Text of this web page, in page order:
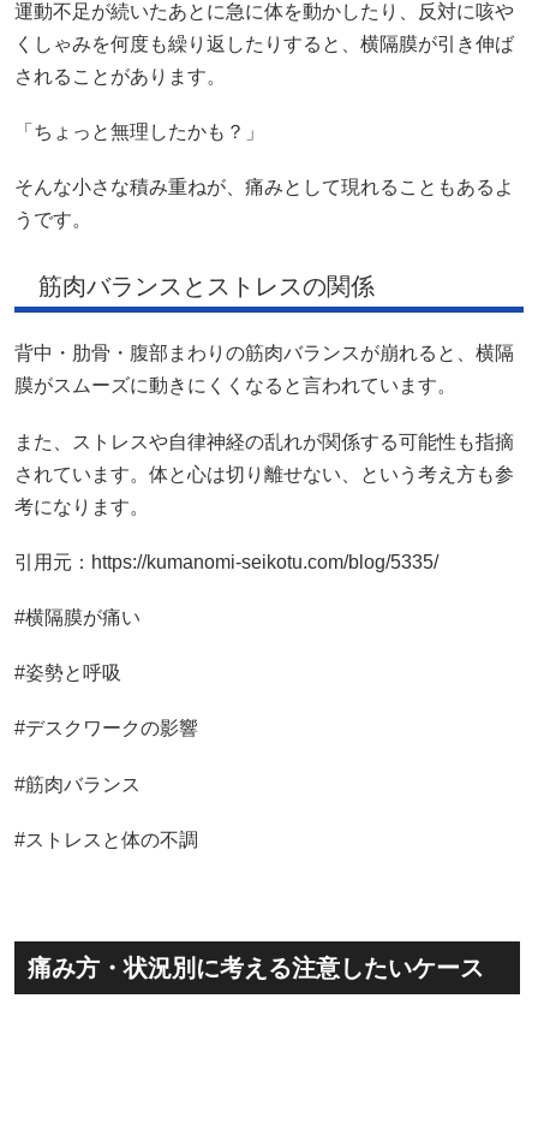
運動不足が続いたあとに急に体を動かしたり、反対に咳や
くしゃみを何度も繰り返したりすると、横隔膜が引き伸ば
されることがあります。
「ちょっと無理したかも？」
そんな小さな積み重ねが、痛みとして現れることもあるよ
うです。
筋肉バランスとストレスの関係
背中・肋骨・腹部まわりの筋肉バランスが崩れると、横隔
膜がスムーズに動きにくくなると言われています。
また、ストレスや自律神経の乱れが関係する可能性も指摘
されています。体と心は切り離せない、という考え方も参
考になります。
引用元：https://kumanomi-seikotu.com/blog/5335/
#横隔膜が痛い
#姿勢と呼吸
#デスクワークの影響
#筋肉バランス
#ストレスと体の不調
痛み方・状況別に考える注意したいケース